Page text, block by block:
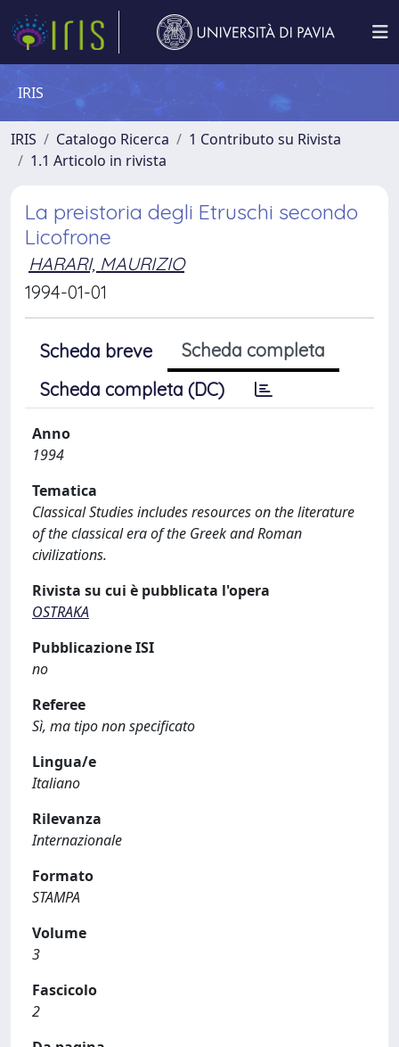
IRIS
IRIS Catalogo Ricerca
1 Contributo su Rivista
1.1 Articolo in rivista
La preistoria degli Etruschi secondo
Licofrone
HARARI, MAURIZIO
1994-01-01
Scheda breve
Scheda completa
Scheda completa (DC)
Anno
1994
Tematica
Classical Studies includes resources on the literature
of the classical era of the Greek and Roman
civilizations.
Rivista su cui è pubblicata l'opera
OSTRAKA
Pubblicazione ISI
no
Referee
Sì, ma tipo non specificato
Lingua/e
Italiano
Rilevanza
Internazionale
Formato
STAMPA
Volume
3
Fascicolo
2